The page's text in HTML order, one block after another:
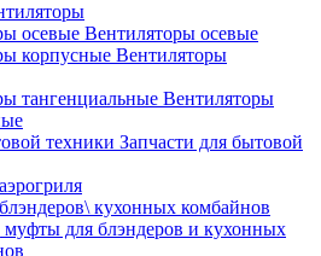
Вентиляторы осевые
Вентиляторы
Вентиляторы
Запчасти для бытовой
кухонных комбайнов
муфты для блэндеров и кухонных